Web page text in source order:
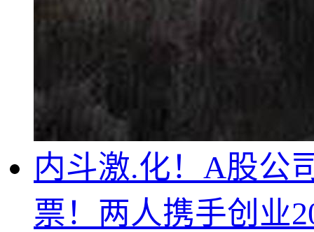
内斗激.化！A股公
票！两人携手创业